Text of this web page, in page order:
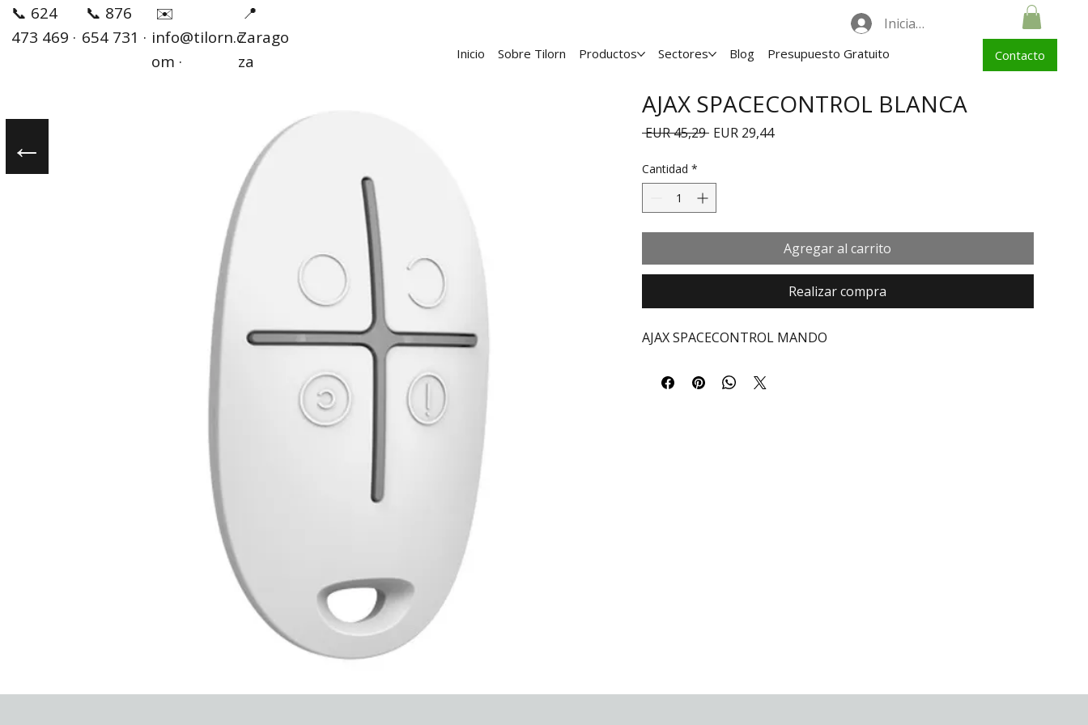
📞 624
473 469 ·
📞 876
654 731 ·
✉️
info@tilorn.c
om ·
📍
Zarago
za
Iniciar sesión
Inicio Sobre Tilorn Productos Sectores Blog Presupuesto Gratuito Contacto
AJAX SPACECONTROL BLANCA
EUR 45,29 Precio
EUR 29,44Precio de oferta
Cantidad *
Agregar al carrito
Realizar compra
AJAX SPACECONTROL MANDO
←